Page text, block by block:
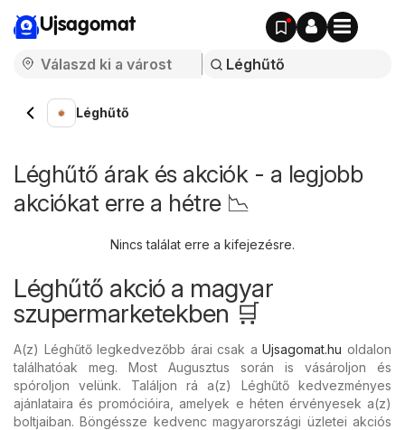
Ujsagomat
Léghűtő
Léghűtő árak és akciók - a legjobb
akciókat erre a hétre 📉
Nincs találat erre a kifejezésre.
Léghűtő akció a magyar
szupermarketekben 🛒
A(z) Léghűtő legkedvezőbb árai csak aUjsagomat.hu oldalon
találhatóak meg. Most Augusztus során is vásároljon és
spóroljon velünk. Találjon rá a(z) Léghűtő kedvezményes
ajánlataira és promócióira, amelyek e héten érvényesek a(z)
boltjaiban. Böngéssze kedvenc magyarországi üzletei akciós